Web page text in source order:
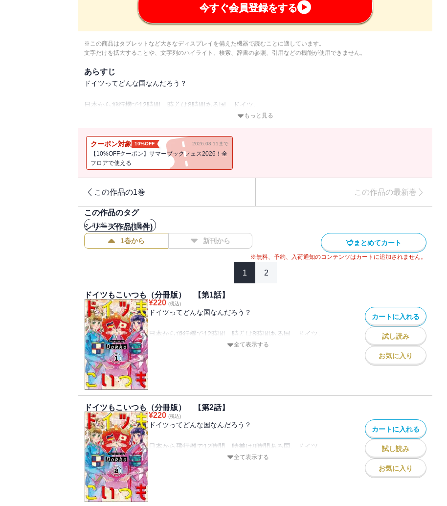
今すぐ会員登録をする
※この商品はタブレットなど大きなディスプレイを備えた機器で読むことに適しています。
文字だけを拡大することや、文字列のハイライト、検索、辞書の参照、引用などの機能が使用できません。
あらすじ
ドイツってどんな国なんだろう？
日本から飛行機で12時間、時差は8時間ある国、ドイツ。
あなたはドイツってどんなイメージがありますか？
それとも文化が発展している先進的な国？
同じ地球上にあって、同じ空の下繋がっているのに
なんだか遠く感じてしまう、ドイツのこと
知りたくありませんか？
「ドイツってこんな国なの!?」思わずツッコミたくなるようなドイツのリアルを、ドイツで生活する筆者がお届
※この作品は『PRIMO Vol.29』に収録されています。重複購入にご注意下さい。
もっと見る
クーポン対象 10%OFF 2026.08.11まで
【10%OFFクーポン】サマーブックフェス2026！全
フロアで使える
この作品の1巻 この作品の最新巻
この作品のタグ
#女性コミック分冊版
シリーズ作品(14件)
1巻から 新刊から まとめてカート
※無料、予約、入荷通知のコンテンツはカートに追加されません。
1 2
ドイツもこいつも（分冊版） 【第1話】
¥220 (税込)
ドイツってどんな国なんだろう？
日本から飛行機で12時間、時差は8時間ある国、ドイツ。
あなたはドイツってどんなイメージがありますか？
知りたくありませんか？
「ドイツってこんな国なの!?」思わずツッコミたくなるようなド
イツのリアルを、ドイツで生活する筆者がお届けする、リアルラ
イフエッセイ！
全て表示する
カートに入れる
試し読み
お気に入り
ドイツもこいつも（分冊版） 【第2話】
¥220 (税込)
ドイツってどんな国なんだろう？
日本から飛行機で12時間、時差は8時間ある国、ドイツ。
あなたはドイツってどんなイメージがありますか？
全て表示する
カートに入れる
試し読み
お気に入り